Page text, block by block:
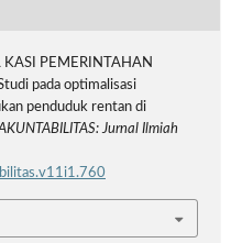
PEMERINTAHAN
pada optimalisasi
penduduk rentan di
Jurnal Ilmiah